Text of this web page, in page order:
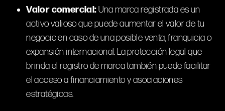
Valor comercial:Una marca registrada es un
activo valioso que puede aumentar el valor de tu
negocio en caso de una posible venta, franquicia o
expansión internacional. La protección legal que
brinda el registro de marca también puede facilitar
el acceso a financiamiento y asociaciones
estratégicas.